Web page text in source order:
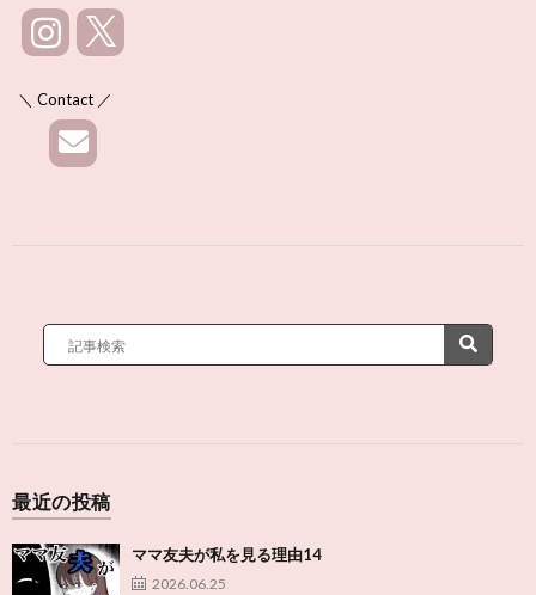
＼ Contact ／
最近の投稿
ママ友夫が私を見る理由14
2026.06.25